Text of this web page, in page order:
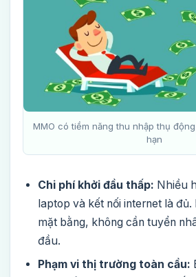
MMO có tiềm năng thu nhập thụ
hạn
Chi phí khởi đầu thấp: Nhiều
laptop và kết nối internet là
mặt bằng, không cần tuyển
đầu.
Phạm vi thị trường toàn cầu: